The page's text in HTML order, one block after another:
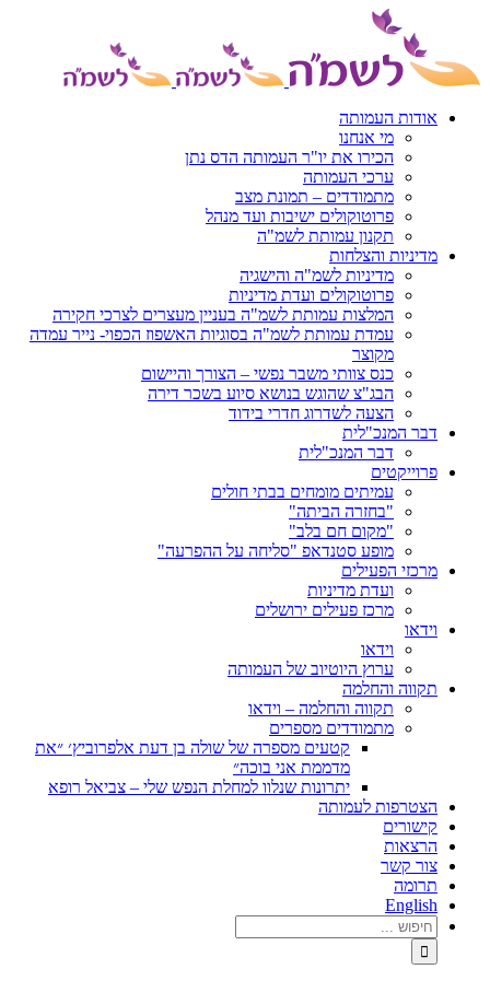
אודות העמותה
מי אנחנו
הכירו את יו"ר העמותה הדס נתן
ערכי העמותה
מתמודדים – תמונת מצב
פרוטוקולים ישיבות ועד מנהל
תקנון עמותת לשמ"ה
מדיניות והצלחות
מדיניות לשמ"ה והישגיה
פרוטוקולים ועדת מדיניות
המלצות עמותת לשמ"ה בעניין מעצרים לצרכי חקירה
עמדת עמותת לשמ"ה בסוגיות האשפוז הכפוי- נייר עמדה
מקוצר
כנס צוותי משבר נפשי – הצורך והיישום
הבג"צ שהוגש בנושא סיוע בשכר דירה
הצעה לשדרוג חדרי בידוד
דבר המנכ"לית
דבר המנכ"לית
פרוייקטים
עמיתים מומחים בבתי חולים
"בחזרה הביתה"
"מקום חם בלב"
מופע סטנדאפ "סליחה על ההפרעה"
מרכזי הפעילים
ועדת מדיניות
מרכז פעילים ירושלים
וידאו
וידאו
ערוץ היוטיוב של העמותה
תקווה והחלמה
תקווה והחלמה – וידאו
מתמודדים מספרים
קטעים מספרה של שולה בן דעת אלפרוביץ׳ ״את
מדממת אני בוכה״
יתרונות שנלוו למחלת הנפש שלי – צביאל רופא
הצטרפות לעמותה
קישורים
הרצאות
צור קשר
תרומה
English
חיפוש...